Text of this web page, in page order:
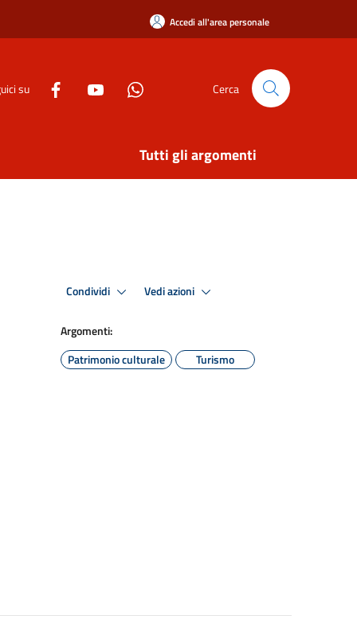
Accedi all'area personale
su Cerca
Tutti gli argomenti
Condividi Vedi azioni
Argomenti:
Patrimonio culturale
Turismo